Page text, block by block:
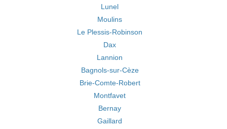
Lunel
Moulins
Le Plessis-Robinson
Dax
Lannion
Bagnols-sur-Cèze
Brie-Comte-Robert
Montfavet
Bernay
Gaillard